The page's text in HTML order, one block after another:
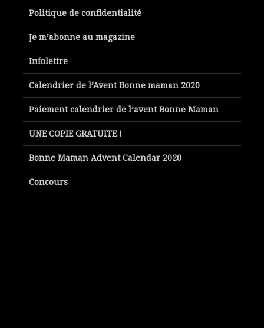
Politique de confidentialité
Je m’abonne au magazine
Infolettre
Calendrier de l’Avent Bonne maman 2020
Paiement calendrier de l’avent Bonne Maman
UNE COPIE GRATUITE !
Bonne Maman Advent Calendar 2020
Concours